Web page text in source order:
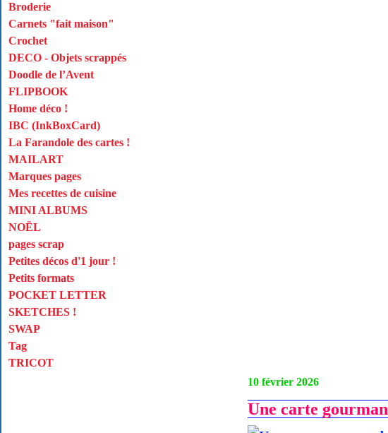
Broderie
Carnets "fait maison"
Crochet
DECO - Objets scrappés
Doodle de l’Avent
FLIPBOOK
Home déco !
IBC (InkBoxCard)
La Farandole des cartes !
MAILART
Marques pages
Mes recettes de cuisine
MINI ALBUMS
NOËL
pages scrap
Petites décos d'1 jour !
Petits formats
POCKET LETTER
SKETCHES !
SWAP
Tag
TRICOT
10 février 2026
Une carte